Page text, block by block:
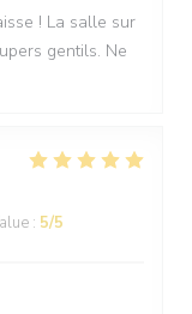
! La salle sur
gentils. Ne
: 5/5